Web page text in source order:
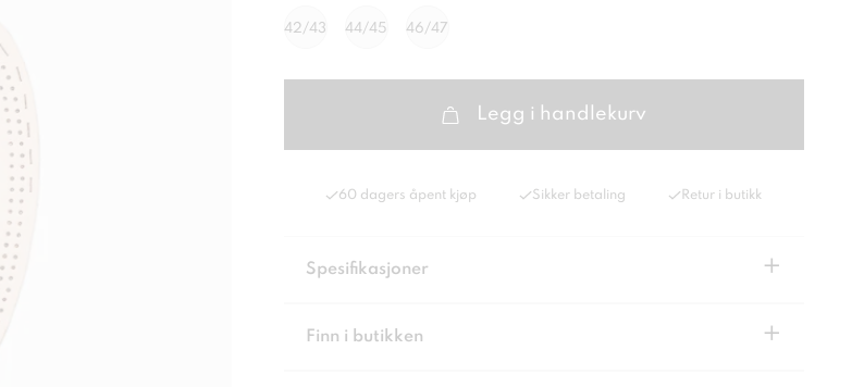
42/43 44/45 46/47
Legg i handlekurv
60 dagers åpent kjøp Sikker betaling Retur i butikk
Spesifikasjoner +
Finn i butikken +